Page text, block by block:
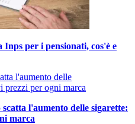
Inps per i pensionati, cos'è e
l'aumento delle sigarette:
marca